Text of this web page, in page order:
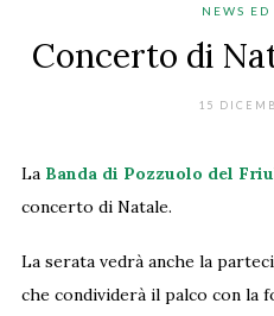
NEWS ED
Concerto di
15
La Banda di Pozzuolo del
concerto di Natale.
La serata vedrà anche la
che condividerà il palco con la